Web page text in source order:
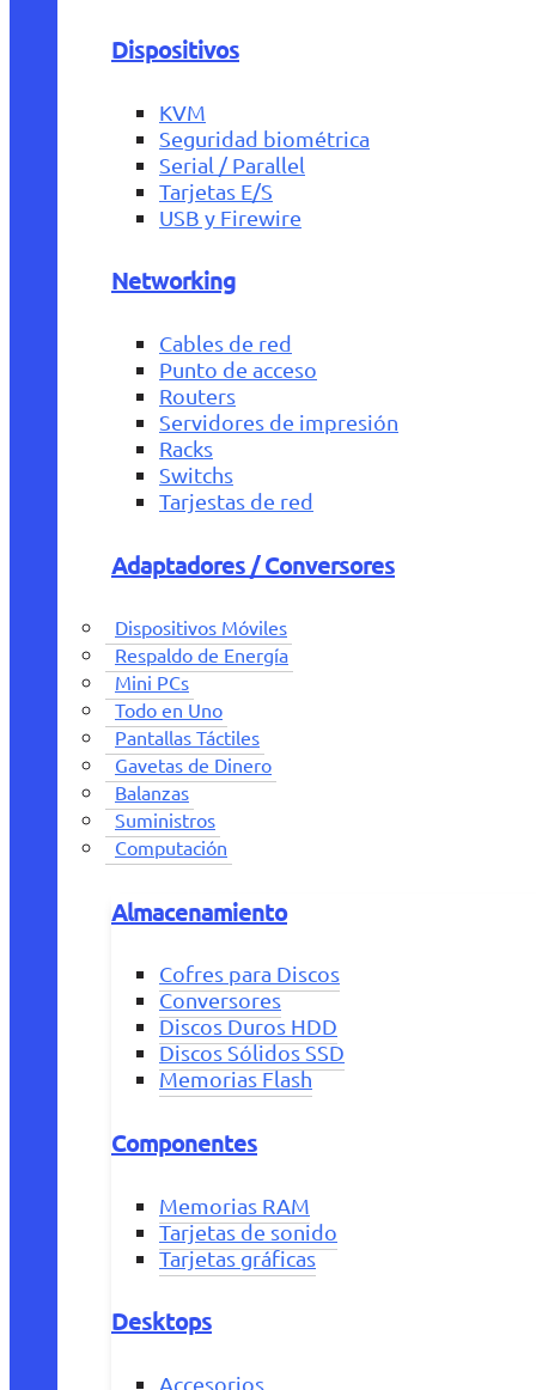
Dispositivos
KVM
Seguridad biométrica
Serial / Parallel
Tarjetas E/S
USB y Firewire
Networking
Cables de red
Punto de acceso
Routers
Servidores de impresión
Racks
Switchs
Tarjestas de red
Adaptadores / Conversores
Dispositivos Móviles
Respaldo de Energía
Mini PCs
Todo en Uno
Pantallas Táctiles
Gavetas de Dinero
Balanzas
Suministros
Computación
Almacenamiento
Cofres para Discos
Conversores
Discos Duros HDD
Discos Sólidos SSD
Memorias Flash
Componentes
Memorias RAM
Tarjetas de sonido
Tarjetas gráficas
Desktops
Accesorios